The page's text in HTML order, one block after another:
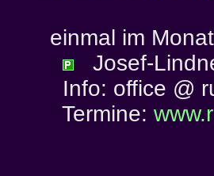
einmal im
Josef-
Info: office @
Termine: